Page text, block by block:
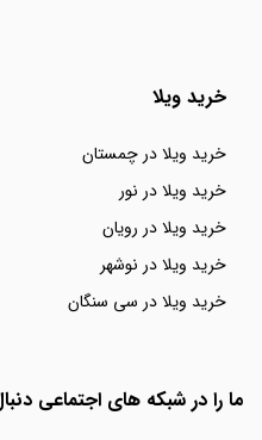
خرید ویلا
خرید ویلا در چمستان
خرید ویلا در نور
خرید ویلا در رویان
خرید ویلا در نوشهر
خرید ویلا در سی سنگان
ما را در شبکه های اجتماعی